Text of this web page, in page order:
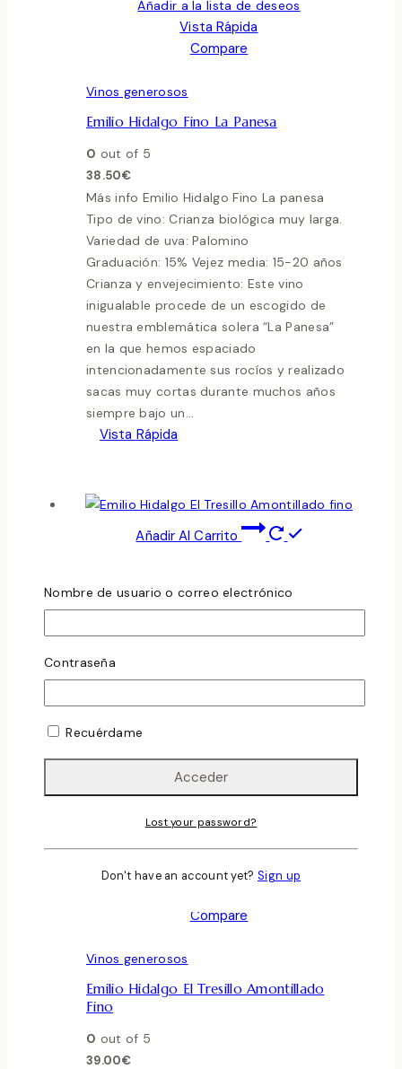
Añadir a la lista de deseos
Vista Rápida
Compare
Vinos generosos
Emilio Hidalgo Fino La Panesa
0 out of 5
38.50€
Más info Emilio Hidalgo Fino La panesa
Tipo de vino: Crianza biológica muy larga.
Variedad de uva: Palomino
Graduación: 15% Vejez media: 15-20 años
Crianza y envejecimiento: Este vino
inigualable procede de un escogido de
nuestra emblemática solera “La Panesa”
en la que hemos espaciado
intencionadamente sus rocíos y realizado
sacas muy cortas durante muchos años
siempre bajo un...
Vista Rápida
Añadir Al Carrito
Añadir a la lista de deseos
Compare
Vinos generosos
Emilio Hidalgo El Tresillo Amontillado
Fino
0 out of 5
39.00€
Nombre de usuario o correo electrónico
Contraseña
Recuérdame
Lost your password?
Don't have an account yet? Sign up